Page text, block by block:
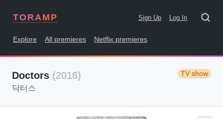
TORAMP Sign Up Log In
Explore All premieres Netflix premieres
Doctors (2016) TV show
닥터스